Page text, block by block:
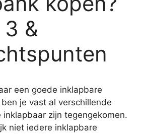
&
een goede inklapbare
je vast al verschillende
zijn tegengekomen.
niet iedere inklapbare